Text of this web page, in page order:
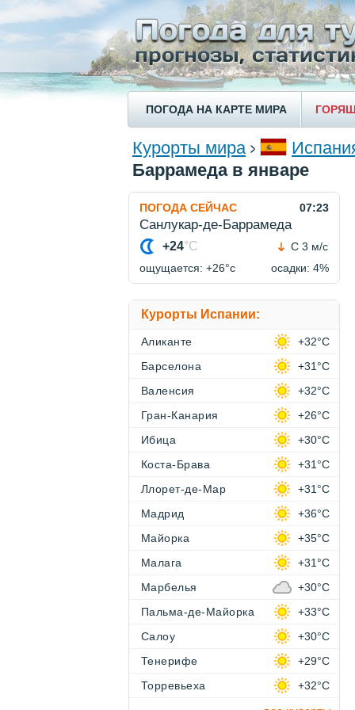
ПОГОДА НА КАРТЕ МИРА
Курорты мира
Баррамеда в январе
ПОГОДА СЕЙЧАС 07:23
Санлукар-де-Баррамеда
+24°C
С 3 м/с
ощущается: +26°c
осадки: 4%
Курорты Испании:
Аликанте
+32°C
Барселона
+31°C
Валенсия
+32°C
Гран-Канария
+26°C
Ибица
+30°C
Коста-Брава
+31°C
Ллорет-де-Мар
+31°C
Мадрид
+36°C
Майорка
+35°C
Малага
+31°C
Марбелья
+30°C
Пальма-де-Майорка
+33°C
Салоу
+30°C
Тенерифе
+29°C
Торревьеха
+32°C